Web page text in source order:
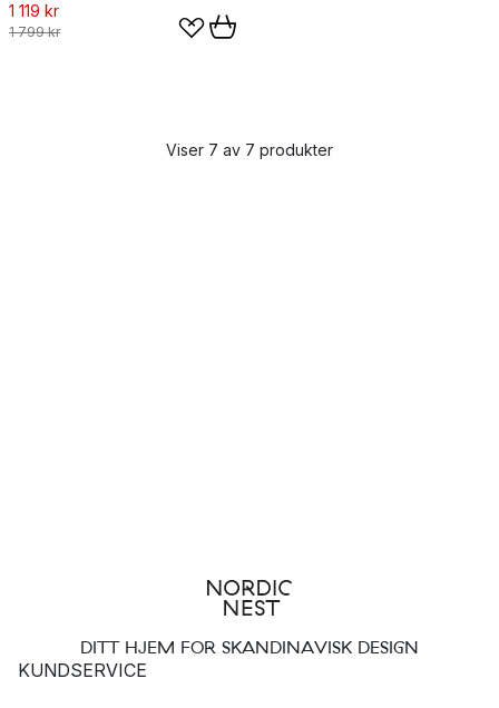
1 119 kr
1 799 kr
Viser 7 av 7 produkter
DITT HJEM FOR SKANDINAVISK DESIGN
KUNDSERVICE